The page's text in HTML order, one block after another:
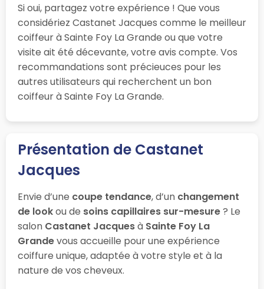
Si oui, partagez votre expérience ! Que vous
considériez Castanet Jacques comme le meilleur
coiffeur à Sainte Foy La Grande ou que votre
visite ait été décevante, votre avis compte. Vos
recommandations sont précieuces pour les
autres utilisateurs qui recherchent un bon
coiffeur à Sainte Foy La Grande.
Présentation de Castanet
Jacques
Envie d’une coupe tendance, d’un changement
de lookou de soins capillaires sur-mesure? Le
salon Castanet Jacquesà Sainte Foy La
Grandevous accueille pour une expérience
coiffure unique, adaptée à votre style et à la
nature de vos cheveux.